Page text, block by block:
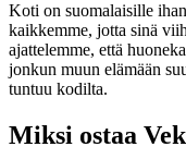
Koti on suomalaisille
kaikkemme, jotta sinä
ajattelemme, että
jonkun muun elämään
tuntuu kodilta.
Miksi ostaa